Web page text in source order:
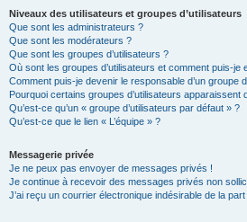
Niveaux des utilisateurs et groupes d’utilisateurs
Que sont les administrateurs ?
Que sont les modérateurs ?
Que sont les groupes d’utilisateurs ?
Où sont les groupes d’utilisateurs et comment puis-je
Comment puis-je devenir le responsable d’un groupe
Pourquoi certains groupes d’utilisateurs apparaissent
Qu’est-ce qu’un « groupe d’utilisateurs par défaut » ?
Qu’est-ce que le lien « L’équipe » ?
Messagerie privée
Je ne peux pas envoyer de messages privés !
Je continue à recevoir des messages privés non
J’ai reçu un courrier électronique indésirable de la